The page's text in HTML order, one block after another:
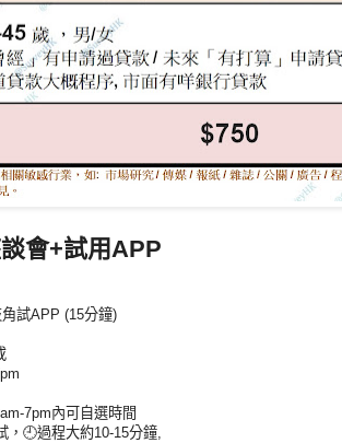
會+試用APP
試APP (15分鐘)
7pm內可自選時間
，🕘過程大約10-15分鐘,